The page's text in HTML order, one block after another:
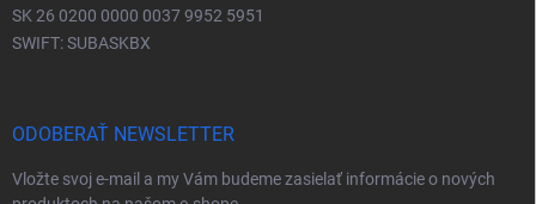
SK 26 0200 0000 0037 9952 5951
SWIFT: SUBASKBX
ODOBERAŤ NEWSLETTER
Vložte svoj e-mail a my Vám budeme zasielať informácie o nových